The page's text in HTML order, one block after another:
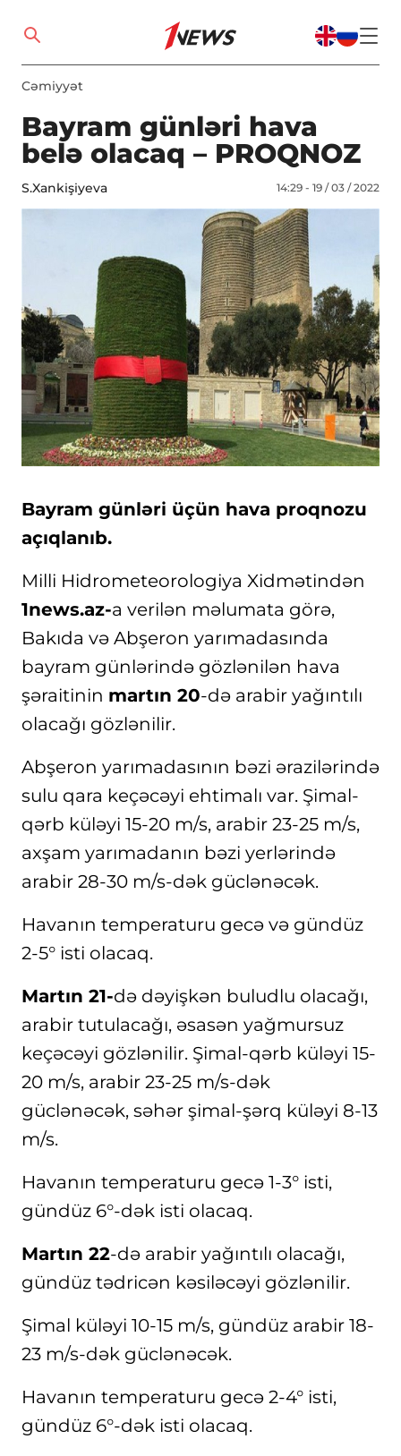
Cəmiyyət
Bayram günləri hava
belə olacaq – PROQNOZ
S.Xankişiyeva 14:29 - 19 / 03 / 2022
Bayram günləri üçün hava proqnozu
açıqlanıb.
Milli Hidrometeorologiya Xidmətindən
1news.az-a verilən məlumata görə,
Bakıda və Abşeron yarımadasında
bayram günlərində gözlənilən hava
şəraitinin martın 20-də arabir yağıntılı
olacağı gözlənilir.
Abşeron yarımadasının bəzi ərazilərində
sulu qara keçəcəyi ehtimalı var. Şimal-
qərb küləyi 15-20 m/s, arabir 23-25 m/s,
axşam yarımadanın bəzi yerlərində
arabir 28-30 m/s-dək güclənəcək.
Havanın temperaturu gecə və gündüz
2-5° isti olacaq.
Martın 21-də dəyişkən buludlu olacağı,
arabir tutulacağı, əsasən yağmursuz
keçəcəyi gözlənilir. Şimal-qərb küləyi 15-
20 m/s, arabir 23-25 m/s-dək
güclənəcək, səhər şimal-şərq küləyi 8-13
m/s.
Havanın temperaturu gecə 1-3° isti,
gündüz 6°-dək isti olacaq.
Martın 22-də arabir yağıntılı olacağı,
gündüz tədricən kəsiləcəyi gözlənilir.
Şimal küləyi 10-15 m/s, gündüz arabir 18-
23 m/s-dək güclənəcək.
Havanın temperaturu gecə 2-4° isti,
gündüz 6°-dək isti olacaq.